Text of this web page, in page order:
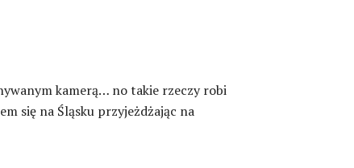
kamerą… no takie rzeczy robi
się na Śląsku przyjeżdżając na